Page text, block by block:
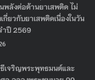
พลังต่อต้านยาเสพติด ไม่
กี่ยวกับยาเสพติดเนื่องในวัน
ำปี 2569
เจริญพระพุทธมนต์และ